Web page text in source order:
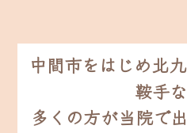
中間市をはじめ北
鞍手な
多くの方が当院で